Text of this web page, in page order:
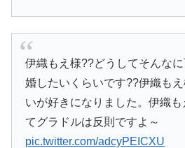
伊織もえ様??どうしてそんな
婚したいくらいです??伊織も
いが好きになりました。伊織も
てグラドルは反則ですよ～
pic.twitter.com/adcyPEICXU